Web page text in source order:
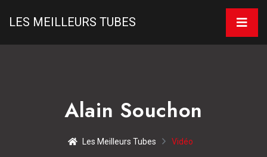
LES MEILLEURS TUBES
Alain Souchon
Les Meilleurs Tubes Vidéo